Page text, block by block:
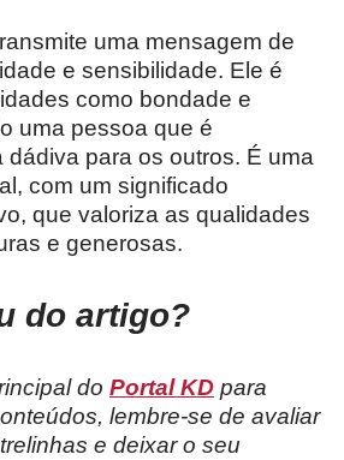
uma mensagem de
e sensibilidade. Ele é
como bondade e
uma pessoa que é
para os outros. É uma
com um significado
que valoriza as qualidades
e generosas.
do artigo?
do Portal KD para
lembre-se de avaliar
e deixar o seu